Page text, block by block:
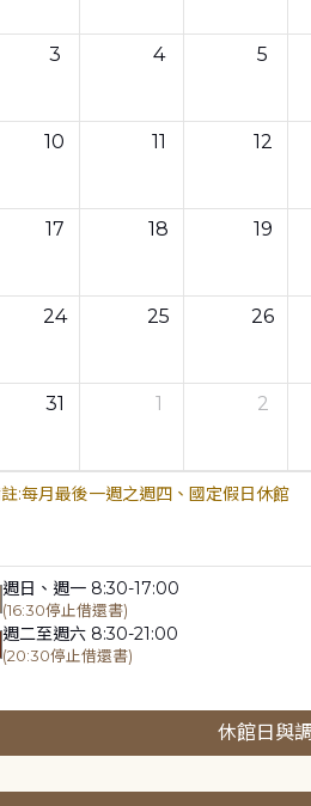
3 4 5
10 11 12
17 18 19
24 25 26
31 1 2
每月最後一週之週四、國定假日休館
週日、週一 8:30-17:00
(16:30停止借還書)
週二至週六 8:30-21:00
(20:30停止借還書)
休館日與